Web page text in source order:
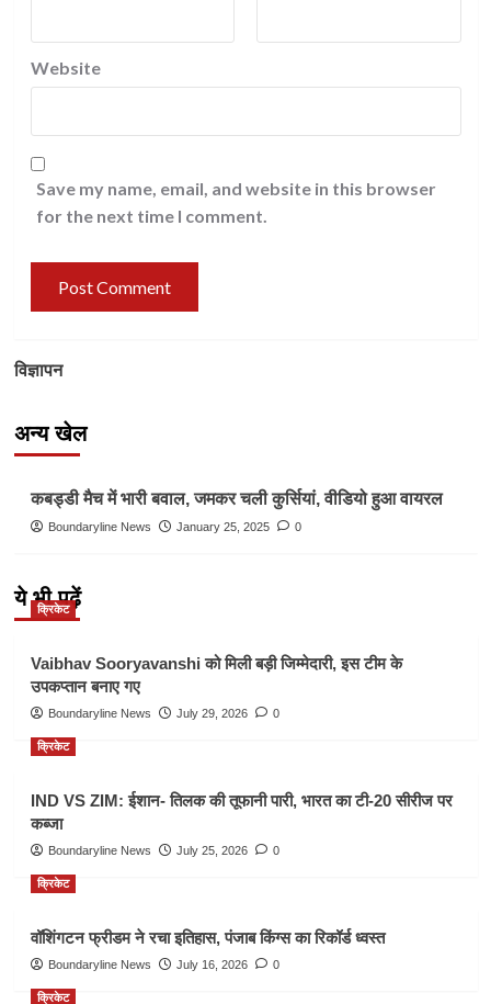
Website
Save my name, email, and website in this browser
for the next time I comment.
विज्ञापन
अन्य खेल
Other Sports
कबड्डी मैच में भारी बवाल, जमकर चली कुर्सियां, वीडियो हुआ वायरल
Boundaryline News January 25, 2025 0
ये भी पढ़ें
क्रिकेट
Vaibhav Sooryavanshi को मिली बड़ी जिम्मेदारी, इस टीम के
उपकप्तान बनाए गए
Boundaryline News July 29, 2026 0
क्रिकेट
IND VS ZIM: ईशान- तिलक की तूफानी पारी, भारत का टी-20 सीरीज पर
कब्जा
Boundaryline News July 25, 2026 0
क्रिकेट
वॉशिंगटन फ्रीडम ने रचा इतिहास, पंजाब किंग्स का रिकॉर्ड ध्वस्त
Boundaryline News July 16, 2026 0
क्रिकेट